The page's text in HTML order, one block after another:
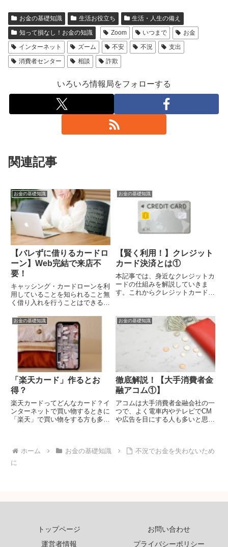
お金の基礎知識 生活お役立ち
生活・人生の備え
知って損なし！お金の知識
Zoom いつまで
お金
インターネット
ズーム 不安 不況
支出
消費者センター
相談 詐欺
いろいろ情報局をフォローする
関連記事
お金の基礎知識
【バレずに借りるカードロ
ーン】Web完結で来店不
要！
キャッシング・カードローンを利
用していることを知られること無
く借り入れを行うことはできるの
借りるWeb完結ローンについて解
説していきます。
お金の基礎知識
【賢く利用！】クレジット
カード決済とは①
本記事では、身近なクレジットカ
ードの仕組みを解説していきま
す。これからクレジットカードを
お金の基礎知識
「楽天カード」作るとお
得？
楽天カードってどんなカード？イ
ンターネットで買い物するときに
「楽天」で買い物をする方も多い
思います。今回は「楽天カード」
はどのようなカードなのか、作
る...
お金の基礎知識
徹底解説！【大手消費者金
融アコム①】
アコムは大手消費者金融会社の一
つで、よく電車内やテレビでCM
や広告を目にする人も多いと思い
ホーム
お金の基礎知識
不況でお金を失わないため
に
トップページ
お問い合わせ
運営者情報
プライバシーポリシー